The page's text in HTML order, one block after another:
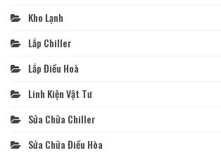
Kho Lạnh
Lắp Chiller
Lắp Điều Hoà
Linh Kiện Vật Tư
Sửa Chữa Chiller
Sửa Chữa Điều Hòa